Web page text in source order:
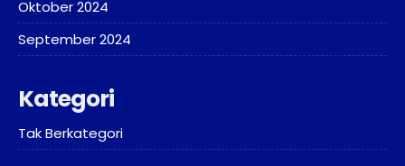
Oktober 2024
September 2024
Kategori
Tak Berkategori